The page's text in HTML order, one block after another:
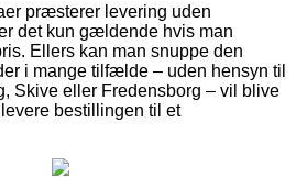
præsterer levering uden
det kun gældende hvis man
Ellers kan man snuppe den
i mange tilfælde – uden hensyn til
Skive eller Fredensborg – vil blive
bestillingen til et